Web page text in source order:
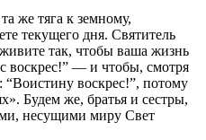
же тяга к земному,
текущего дня. Святитель
так, чтобы ваша жизнь
воскрес!” — и чтобы, смотря
“Воистину воскрес!”, потому
Будем же, братья и сестры,
несущими миру Свет